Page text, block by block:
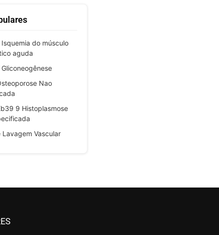
do músculo
aguda
Nao
9 Histoplasmose
Lavagem Vascular